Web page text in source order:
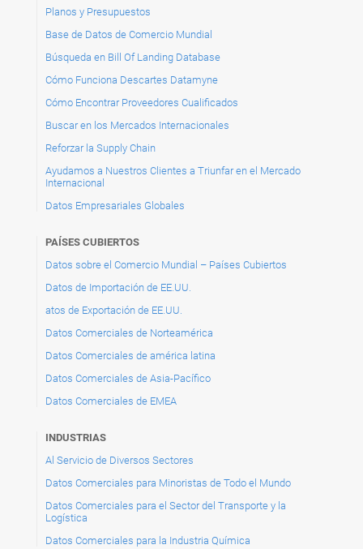
Planos y Presupuestos
Base de Datos de Comercio Mundial
Búsqueda en Bill Of Landing Database
Cómo Funciona Descartes Datamyne
Cómo Encontrar Proveedores Cualificados
Buscar en los Mercados Internacionales
Reforzar la Supply Chain
Ayudamos a Nuestros Clientes a Triunfar en el Mercado
Internacional
Datos Empresariales Globales
PAÍSES CUBIERTOS
Datos sobre el Comercio Mundial – Países Cubiertos
Datos de Importación de EE.UU.
atos de Exportación de EE.UU.
Datos Comerciales de Norteamérica
Datos Comerciales de américa latina
Datos Comerciales de Asia-Pacífico
Datos Comerciales de EMEA
INDUSTRIAS
Al Servicio de Diversos Sectores
Datos Comerciales para Minoristas de Todo el Mundo
Datos Comerciales para el Sector del Transporte y la
Logística
Datos Comerciales para la Industria Química